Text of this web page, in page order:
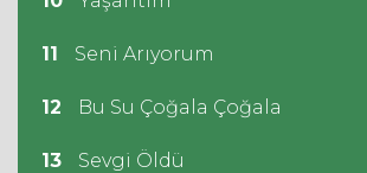
11 Seni Arıyorum
12 Bu Su Çoğala Çoğala
13 Sevgi Öldü